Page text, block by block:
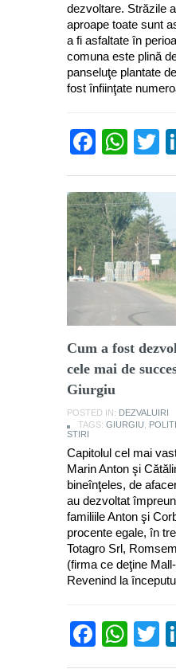
dezvoltare. Străzile
aproape toate sunt
a fi asfaltate în
comuna este plină
panseluţe plantate
fost înfiinţate
Cum a fost
cele mai de
Giurgiu
POSTED IN: DEZVALUIRI
TAGS: GIURGIU
STIRI
Capitolul cel mai
Marin Anton şi
bineînţeles, de
au dezvoltat
familiile Anton şi
procente egale, în
Totagro Srl,
(firma ce deţine
Revenind la